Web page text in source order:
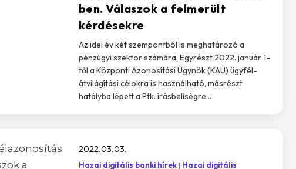
ben. Válaszok a felmerült
kérdésekre
Az idei év két szempontból is meghatározó a
pénzügyi szektor számára. Egyrészt 2022. január 1-
től a Központi Azonosítási Ügynök (KAÜ) ügyfél-
átvilágítási célokra is használható, másrészt
hatályba lépett a Ptk. írásbeliségre...
2022.03.03.
Hazai digitális banki hírek
Hazai digitális